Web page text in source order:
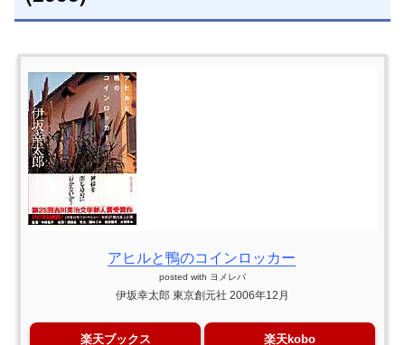
アヒルと鴨のコインロッカー
posted with ヨメレバ
伊坂幸太郎 東京創元社 2006年12月
楽天ブックス 楽天kobo